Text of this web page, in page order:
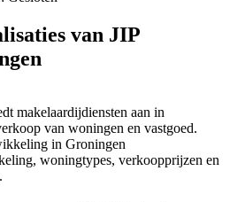
van JIP
makelaardijdiensten aan in
van woningen en vastgoed.
in Groningen
woningtypes, verkoopprijzen en